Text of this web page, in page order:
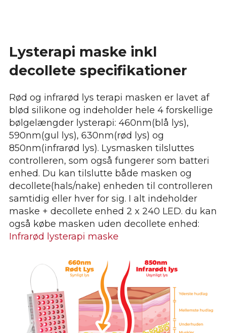
Lysterapi maske inkl
decollete specifikationer
Rød og infrarød lys terapi masken er lavet af
blød silikone og indeholder hele 4 forskellige
bølgelængder lysterapi: 460nm(blå lys),
590nm(gul lys), 630nm(rød lys) og
850nm(infrarød lys). Lysmasken tilsluttes
controlleren, som også fungerer som batteri
enhed. Du kan tilslutte både masken og
decollete(hals/nake) enheden til controlleren
samtidig eller hver for sig. I alt indeholder
maske + decollete enhed 2 x 240 LED. du kan
også købe masken uden decollete enhed:
Infrarød lysterapi maske